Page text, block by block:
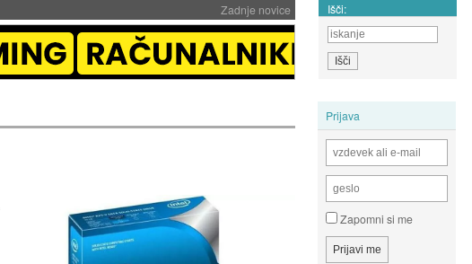
Zadnje novice Išči:
Prijava
Zapomni si me